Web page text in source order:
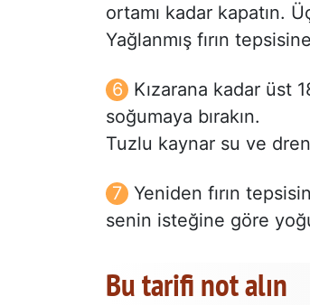
ortamı kadar kapatın.
Yağlanmış fırın
Kızarana kadar üst
soğumaya bırakın.
Tuzlu kaynar su ve
Yeniden fırın
senin isteğine göre
Bu tarifi not alın